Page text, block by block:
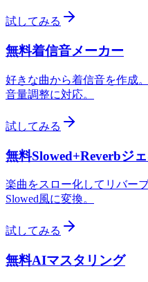
試してみる
無料着信音メーカー
好きな曲から着信音を作成
音量調整に対応。
試してみる
無料Slowed+Reverbジ
楽曲をスロー化してリバー
Slowed風に変換。
試してみる
無料AIマスタリング